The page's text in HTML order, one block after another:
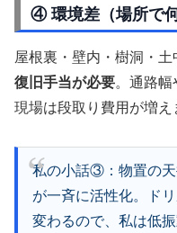
④ 環境差（場所で
屋根裏・壁内・樹洞・土
復旧手当が必要。通路幅
現場は段取り費用が増え
私の小話③：物置の
が一斉に活性化。ド
変わるので、私は低